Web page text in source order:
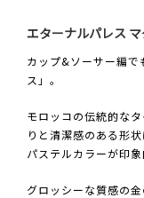
エターナルパレス
カップ&ソーサー編で
ス」。
モロッコの伝統的な
りと清潔感のある形
パステルカラーが印象
グロッシーな質感の